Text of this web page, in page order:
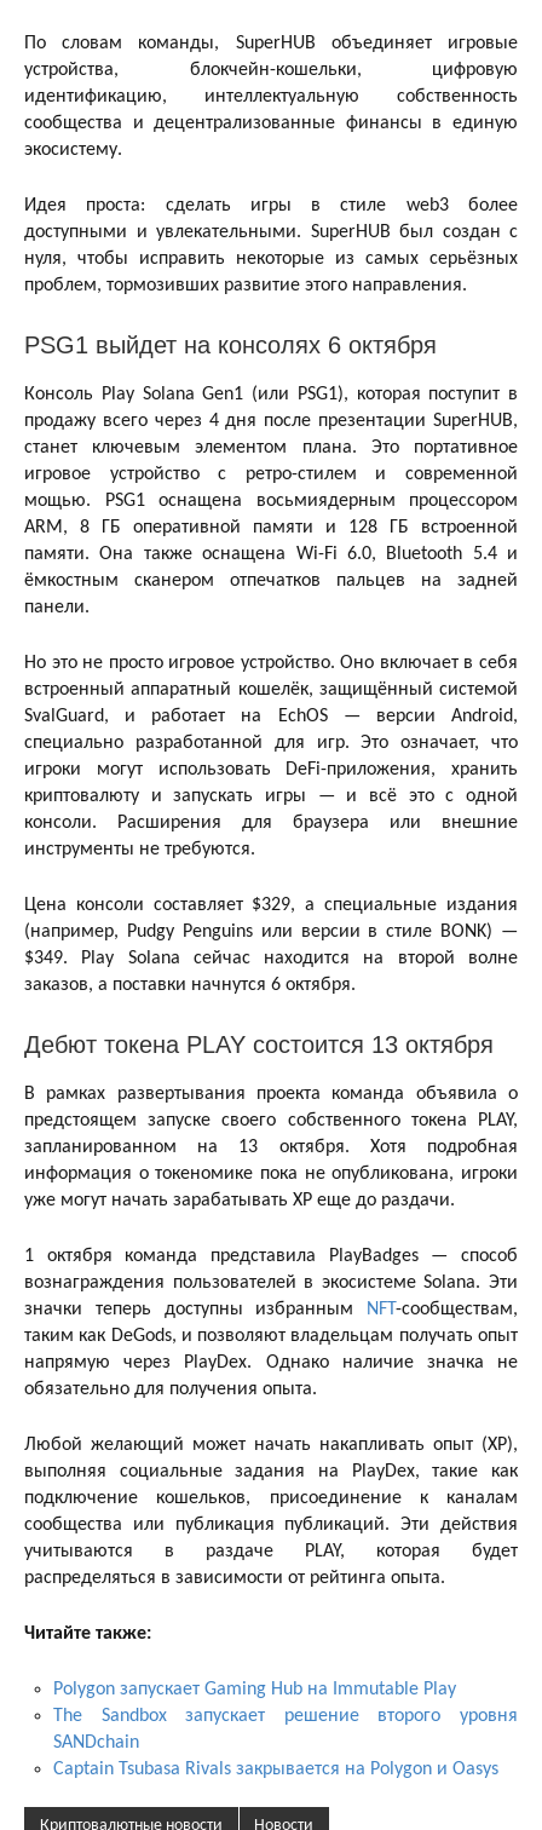
По словам команды, SuperHUB объединяет игровые
устройства, блокчейн-кошельки, цифровую
идентификацию, интеллектуальную собственность
сообщества и децентрализованные финансы в единую
экосистему.
Идея проста: сделать игры в стиле web3 более
доступными и увлекательными. SuperHUB был создан с
нуля, чтобы исправить некоторые из самых серьёзных
проблем, тормозивших развитие этого направления.
PSG1 выйдет на консолях 6 октября
Консоль Play Solana Gen1 (или PSG1), которая поступит в
продажу всего через 4 дня после презентации SuperHUB,
станет ключевым элементом плана. Это портативное
игровое устройство с ретро-стилем и современной
мощью. PSG1 оснащена восьмиядерным процессором
ARM, 8 ГБ оперативной памяти и 128 ГБ встроенной
памяти. Она также оснащена Wi-Fi 6.0, Bluetooth 5.4 и
ёмкостным сканером отпечатков пальцев на задней
панели.
Но это не просто игровое устройство. Оно включает в себя
встроенный аппаратный кошелёк, защищённый системой
SvalGuard, и работает на EchOS — версии Android,
специально разработанной для игр. Это означает, что
игроки могут использовать DeFi-приложения, хранить
криптовалюту и запускать игры — и всё это с одной
консоли. Расширения для браузера или внешние
инструменты не требуются.
Цена консоли составляет $329, а специальные издания
(например, Pudgy Penguins или версии в стиле BONK) —
$349. Play Solana сейчас находится на второй волне
заказов, а поставки начнутся 6 октября.
Дебют токена PLAY состоится 13 октября
В рамках развертывания проекта команда объявила о
предстоящем запуске своего собственного токена PLAY,
запланированном на 13 октября. Хотя подробная
информация о токеномике пока не опубликована, игроки
уже могут начать зарабатывать XP еще до раздачи.
1 октября команда представила PlayBadges — способ
вознаграждения пользователей в экосистеме Solana. Эти
значки теперь доступны избранным
NFT -сообществам,
таким как DeGods, и позволяют владельцам получать опыт
напрямую через PlayDex. Однако наличие значка не
обязательно для получения опыта.
Любой желающий может начать накапливать опыт (XP),
выполняя социальные задания на PlayDex, такие как
подключение кошельков, присоединение к каналам
сообщества или публикация публикаций. Эти действия
учитываются в раздаче PLAY, которая будет
распределяться в зависимости от рейтинга опыта.
Читайте также:
Polygon запускает Gaming Hub на Immutable Play
The Sandbox запускает решение второго уровня
SANDchain
Captain Tsubasa Rivals закрывается на Polygon и Oasys
Криптовалютные новости Новости